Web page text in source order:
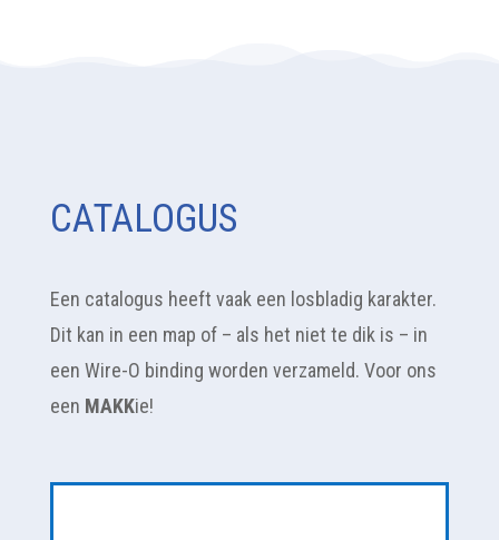
CATALOGUS
Een catalogus heeft vaak een losbladig karakter.
Dit kan in een map of – als het niet te dik is – in
een Wire-O binding worden verzameld. Voor ons
een MAKKie!